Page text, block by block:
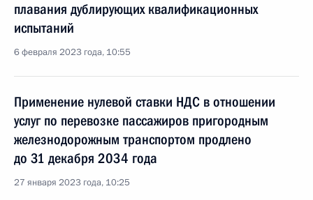
плавания дублирующих квалификационных
испытаний
6 февраля 2023 года, 10:55
Применение нулевой ставки НДС в отношении
услуг по перевозке пассажиров пригородным
железнодорожным транспортом продлено
до 31 декабря 2034 года
27 января 2023 года, 10:25